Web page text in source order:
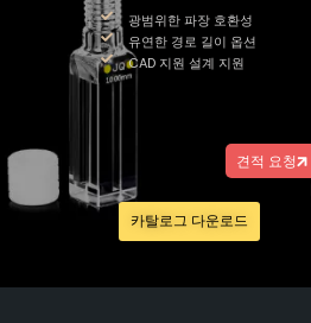
광범위한 파장 호환성
유연한 경로 길이 옵션
CAD 지원 설계 지원
견적 요청
카탈로그 다운로드